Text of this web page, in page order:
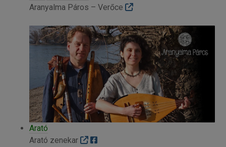
Aranyalma Páros – Verőce
Arató
Arató zenekar